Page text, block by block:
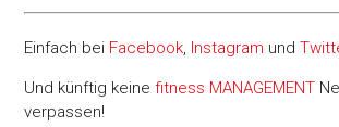
Einfach bei Facebook, Instagram und
Und künftig keinefitness MANAGEMENT
verpassen!